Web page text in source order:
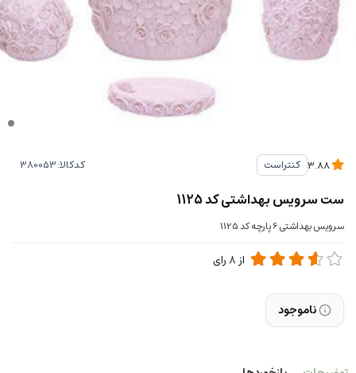
کنتراست کدکالا:
ست سرویس بهداشتی کد 1125
سرویس بهداشتی 6 پارچه کد 1125
از 8رای
ناموجود